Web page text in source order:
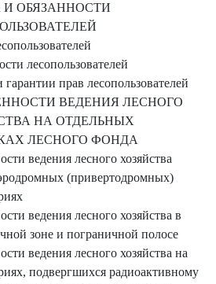
И ОБЯЗАННОСТИ
лесопользователей
прав лесопользователей
ВЕДЕНИЯ ЛЕСНОГО
НА ОТДЕЛЬНЫХ
ЛЕСНОГО ФОНДА
ведения лесного хозяйства
(привертодромных)
ведения лесного хозяйства в
зоне и пограничной полосе
ведения лесного хозяйства на
подвергшихся радиоактивному